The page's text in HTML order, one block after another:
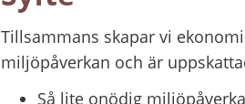
Tillsammans skapar vi
miljöpåverkan och är
Så lite onödig